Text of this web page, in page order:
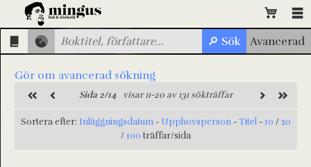
Gör om avancerad sökning
Sida 2/14 visar 11-20 av 131 sökträffar
Sortera efter: Inläggningsdatum - Upphovsperson -Titel - 10 / 20
/ 100 träffar/sida